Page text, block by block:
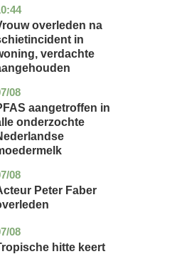
zuid-
holland
nieuws
overleden na
in
verdachte
08
utrecht
gezondheid
aangetroffen in
onderzochte
08
noord-
holland
glossy
Peter Faber
08
utrecht
nieuws
hitte keert